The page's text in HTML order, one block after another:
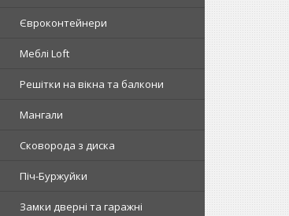
Євроконтейнери
Меблі Loft
Решітки на вікна та балкони
Мангали
Сковорода з диска
Піч-Буржуйки
Замки дверні та гаражні